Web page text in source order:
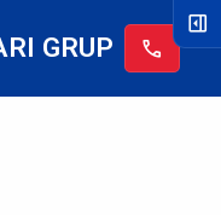
GRUP call
right_panel_open